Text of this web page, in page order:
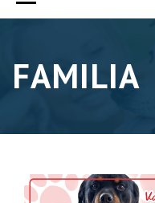
FAMILIA